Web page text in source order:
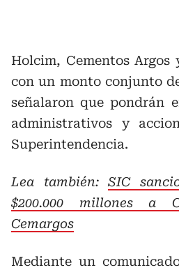
Holcim, Cementos Argos
con un monto conjunto
señalaron que pondrán
administrativos y
Superintendencia.
Lea también:SIC
$200.000 millones a
Cemargos
Mediante un